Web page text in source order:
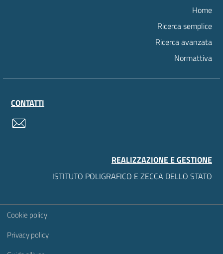
Home
Ricerca semplice
Ricerca avanzata
Normattiva
CONTATTI
REALIZZAZIONE E GESTIONE
ISTITUTO POLIGRAFICO E ZECCA DELLO STATO
Sezione Link Utili
Cookie policy
Privacy policy